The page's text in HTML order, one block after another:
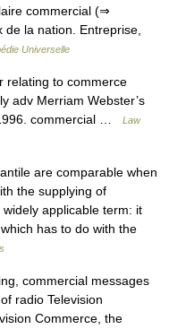
commercial (⇒
la nation. Entreprise,
Universelle
relating to commerce
adv Merriam Webster’s
commercial …
Law
are comparable when
the supplying of
applicable term: it
has to do with the
commercial messages
radio Television
Commerce, the